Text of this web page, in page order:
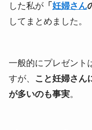
した私が「 妊婦さん
してまとめました。
一般的にプレゼント
すが、
こと妊婦さん
が多いのも事実。